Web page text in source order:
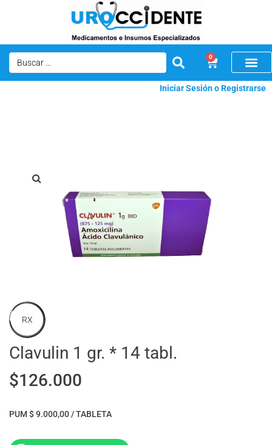
0
Iniciar Sesión o Registrarse
RX
Clavulin 1 gr. * 14 tabl.
$126.000
PUM $ 9.000,00 / TABLETA